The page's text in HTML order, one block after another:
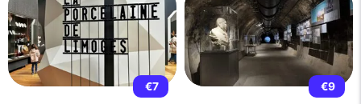
€7 €9